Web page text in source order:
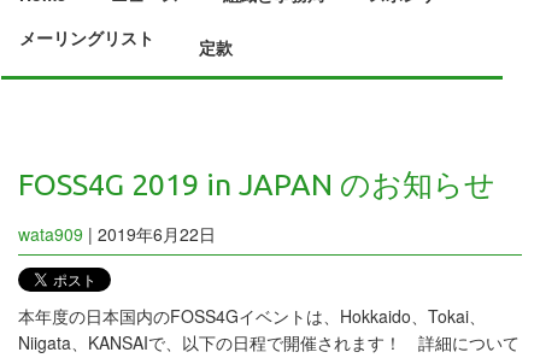
メーリングリスト
定款
FOSS4G 2019 in JAPAN のお知らせ
wata909 | 2019年6月22日
本年度の日本国内のFOSS4Gイベントは、Hokkaido、Tokai、
Niigata、KANSAIで、以下の日程で開催されます！ 詳細について